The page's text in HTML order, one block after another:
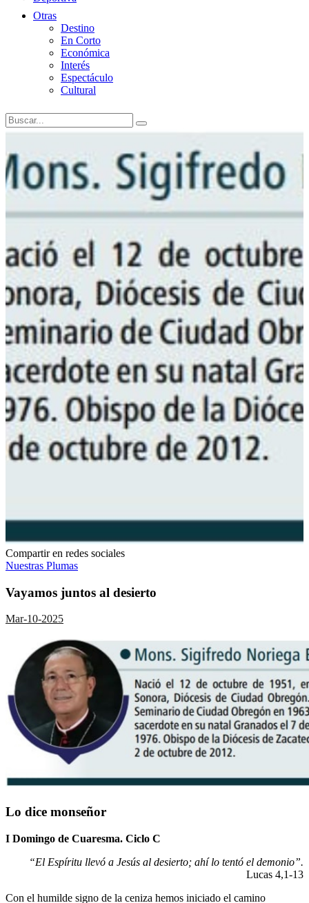
Otras
Destino
En Corto
Económica
Interés
Espectáculo
Cultural
Compartir en redes sociales
Nuestras Plumas
Vayamos juntos al desierto
Mar-10-2025
Lo dice monseñor
I Domingo de Cuaresma. Ciclo C
“El Espíritu llevó a Jesús al desierto; ahí lo tentó el demonio”.
Lucas 4,1-13
Con el humilde signo de la ceniza hemos iniciado el camino